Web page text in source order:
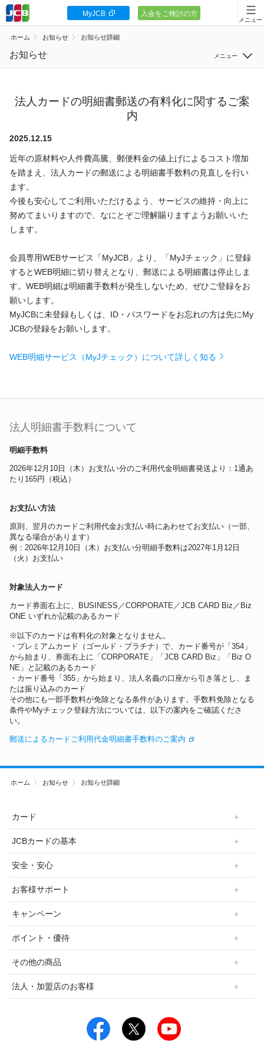
会員向け情報
JCBカードの基本
ポイント・優待
安全・安心
お客様サポート
ギフトカードなど
法人のお客様
加盟店のお客様
入会をご検討の方
MyJCB
ホーム お知らせ お知らせ詳細
お知らせ
サービス
セキュリティ
その他
法人カードの明細書郵送の有料化に関するご案
内
2025.12.15
近年の原材料や人件費高騰、郵便料金の値上げによるコスト増加
を踏まえ、法人カードの郵送による明細書手数料の見直しを行い
ます。
今後も安心してご利用いただけるよう、サービスの維持・向上に
努めてまいりますので、なにとぞご理解賜りますようお願いいた
します。
会員専用WEBサービス「MyJCB」より、「MyJチェック」に登録
するとWEB明細に切り替えとなり、郵送による明細書は停止しま
す。WEB明細は明細書手数料が発生しないため、ぜひご登録をお
願いします。
MyJCBに未登録もしくは、ID・パスワードをお忘れの方は先にMy
JCBの登録をお願いします。
WEB明細サービス（MyJチェック）について詳しく知る
法人明細書手数料について
明細手数料
2026年12月10日（木）お支払い分のご利用代金明細書発送より：1通あ
たり165円（税込）
お支払い方法
原則、翌月のカードご利用代金お支払い時にあわせてお支払い（一部、
異なる場合があります）
例：2026年12月10日（木）お支払い分明細手数料は2027年1月12日
（火）お支払い
対象法人カード
カード券面右上に、BUSINESS／CORPORATE／JCB CARD Biz／Biz
ONE いずれか記載のあるカード
※以下のカードは有料化の対象となりません。
・プレミアムカード（ゴールド・プラチナ）で、カード番号が「354」
から始まり、券面右上に「CORPORATE」「JCB CARD Biz」「Biz O
NE」と記載のあるカード
・カード番号「355」から始まり、法人名義の口座から引き落とし、ま
たは振り込みのカード
その他にも一部手数料が免除となる条件があります。手数料免除となる
条件やMyチェック登録方法については、以下の案内をご確認くださ
い。
郵送によるカードご利用代金明細書手数料のご案内
ホーム お知らせ お知らせ詳細
カード
JCBカードの基本
安全・安心
お客様サポート
キャンペーン
ポイント・優待
その他の商品
法人・加盟店のお客様